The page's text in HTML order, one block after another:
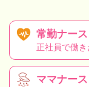
常勤ナース
正社員で働き
ママナース